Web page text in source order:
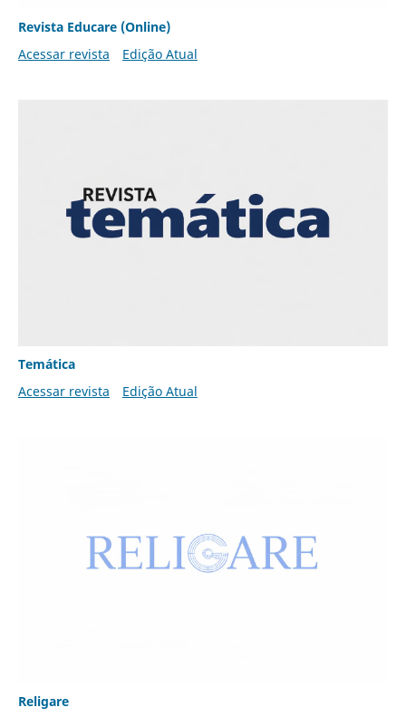
Revista Educare (Online)
Acessar revista
Edição Atual
Temática
Acessar revista
Edição Atual
Religare